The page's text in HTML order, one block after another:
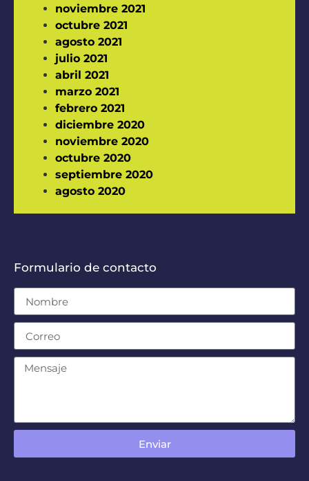
noviembre 2021
octubre 2021
agosto 2021
julio 2021
abril 2021
marzo 2021
febrero 2021
diciembre 2020
noviembre 2020
octubre 2020
septiembre 2020
agosto 2020
Formulario de contacto
Enviar